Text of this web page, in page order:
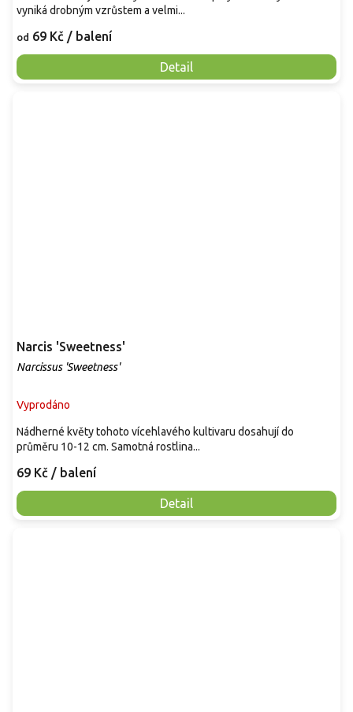
od 69 Kč / balení
Detail
vyniká drobným vzrůstem a velmi...
Narcis 'Sweetness'
Narcissus 'Sweetness'
Vyprodáno
69 Kč / balení
Detail
Nádherné květy tohoto vícehlavého kultivaru dosahují do
průměru 10-12 cm. Samotná rostlina...